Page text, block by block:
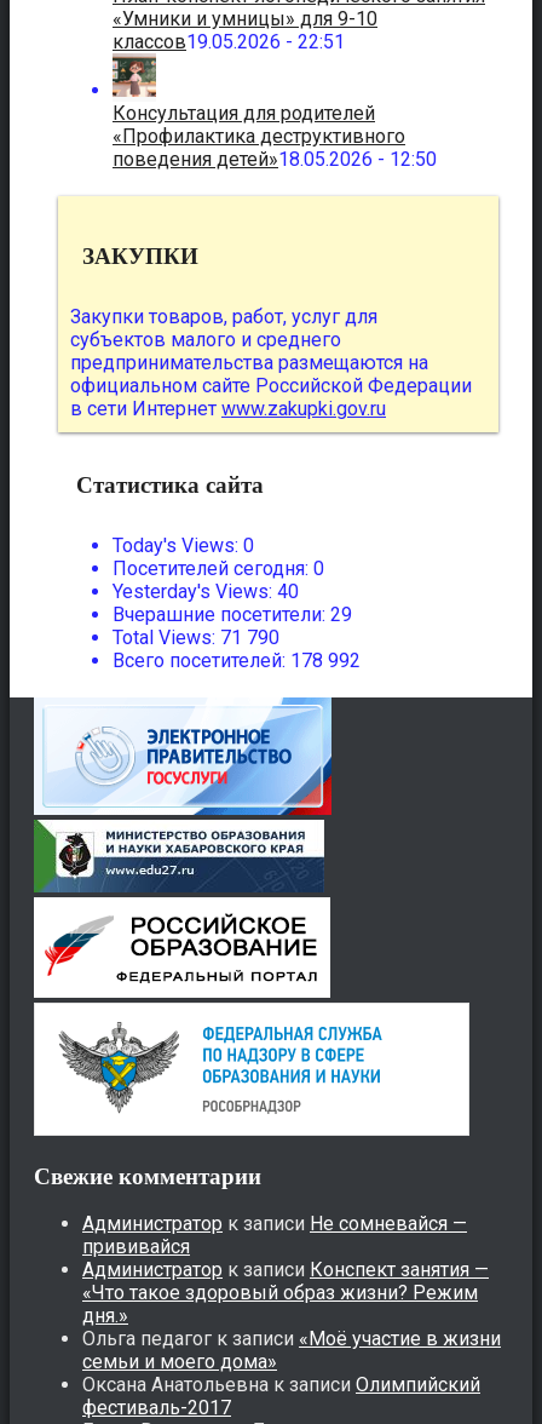
«Умники и умницы» для 9-10
классов19.05.2026 - 22:51
Консультация для родителей
«Профилактика деструктивного
поведения детей»18.05.2026 - 12:50
ЗАКУПКИ
Закупки товаров, работ, услуг для
субъектов малого и среднего
предпринимательства размещаются на
официальном сайте Российской Федерации
в сети Интернет www.zakupki.gov.ru
Статистика сайта
Today's Views: 0
Посетителей сегодня: 0
Yesterday's Views: 40
Вчерашние посетители: 29
Total Views: 71 790
Всего посетителей: 178 992
Свежие комментарии
Администратор к записи Не сомневайся —
прививайся
Администратор к записи Конспект занятия —
«Что такое здоровый образ жизни? Режим
дня.»
Ольга педагог к записи «Моё участие в жизни
семьи и моего дома»
Оксана Анатольевна к записи Олимпийский
фестиваль-2017